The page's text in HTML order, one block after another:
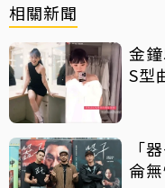
相關新聞
金
S型
「
侖